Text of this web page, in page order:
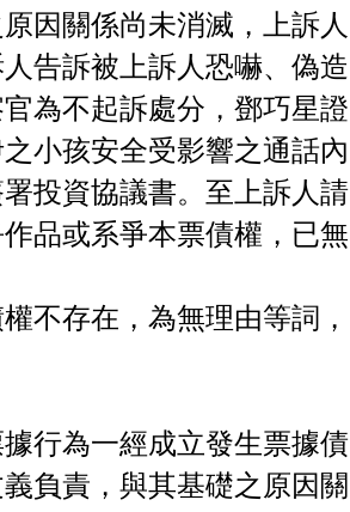
因關係尚未消滅，上訴人
告訴被上訴人恐嚇、偽造
為不起訴處分，鄧巧星證
小孩安全受影響之通話內
投資協議書。至上訴人請
品或系爭本票債權，已無
不存在，為無理由等詞，
行為一經成立發生票據債
負責，與其基礎之原因關